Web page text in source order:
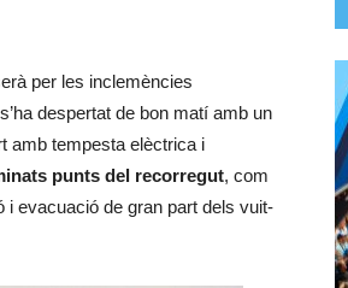
per les inclemències
despertat de bon matí amb un
amb tempesta elèctrica i
punts del recorregut, com
i evacuació de gran part dels vuit-